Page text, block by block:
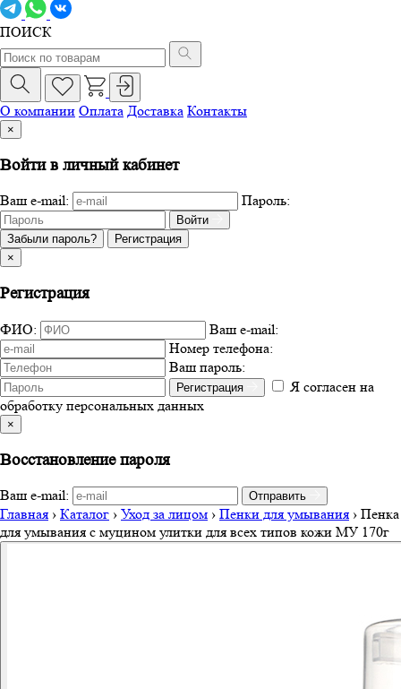
ПОИСК
О компании Оплата Доставка Контакты
×
Войти в личный кабинет
Ваш e-mail: Пароль:
Войти
Забыли пароль?
Регистрация
×
Регистрация
ФИО:
Ваш e-mail:
Номер телефона:
Ваш пароль:
Регистрация
Я согласен на
обработку персональных данных
×
Восстановление пароля
Ваш e-mail: Отправить
Главная › Каталог › Уход за лицом › Пенки для умывания › Пенка
для умывания с муцином улитки для всех типов кожи МУ 170г